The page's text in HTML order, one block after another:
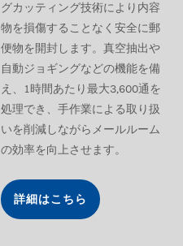
グカッティング技術により内容
物を損傷することなく安全に郵
便物を開封します。真空抽出や
自動ジョギングなどの機能を備
え、1時間あたり最大3,600通を
処理でき、手作業による取り扱
いを削減しながらメールルーム
の効率を向上させます。
詳細はこちら